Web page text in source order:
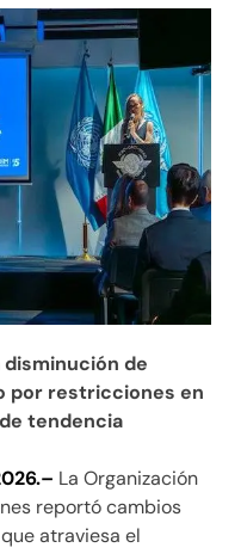
disminución de
por restricciones en
tendencia
La Organización
reportó cambios
atraviesa el